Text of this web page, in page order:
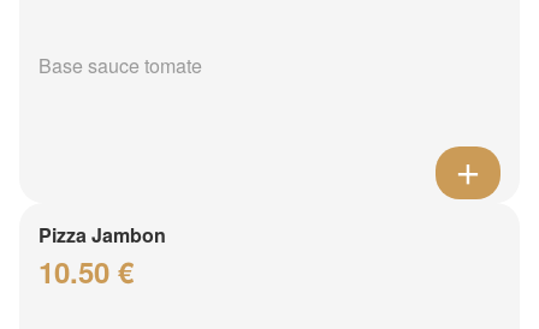
Base sauce tomate
Pizza Jambon
10.50 €